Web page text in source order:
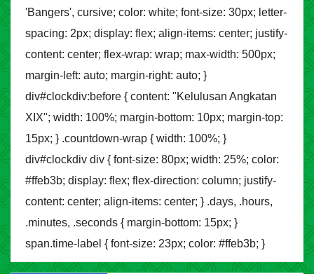
'Bangers', cursive; color: white; font-size: 30px; letter-
spacing: 2px; display: flex; align-items: center; justify-
content: center; flex-wrap: wrap; max-width: 500px;
margin-left: auto; margin-right: auto; }
div#clockdiv:before { content: "Kelulusan Angkatan
XIX"; width: 100%; margin-bottom: 10px; margin-top:
15px; } .countdown-wrap { width: 100%; }
div#clockdiv div { font-size: 80px; width: 25%; color:
#ffeb3b; display: flex; flex-direction: column; justify-
content: center; align-items: center; } .days, .hours,
.minutes, .seconds { margin-bottom: 15px; }
span.time-label { font-size: 23px; color: #ffeb3b; }